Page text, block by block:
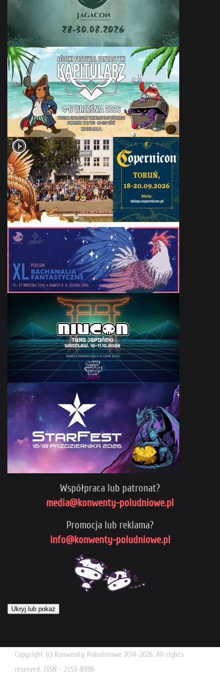
Współpraca lub patronat?
media@konwenty-poludniowe.pl
Promocja lub reklama?
info@konwenty-poludniowe.pl
Ukryj lub pokaż
Copyright (c) Konwenty Południowe 2014-2026. All rights
reserved. ISSN - 2353-8996